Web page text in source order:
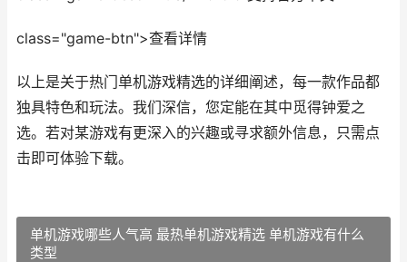
class="game-btn">查看详情
以上是关于热门单机游戏精选的详细阐述，每一款作品都
独具特色和玩法。我们深信，您定能在其中觅得钟爱之
选。若对某游戏有更深入的兴趣或寻求额外信息，只需点
击即可体验下载。
单机游戏哪些人气高 最热单机游戏精选 单机游戏有什么
类型